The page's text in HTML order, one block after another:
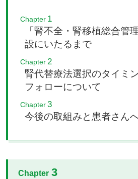
Chapter 1
「腎不全・腎移植総合管
設にいたるまで
Chapter 2
腎代替療法選択のタイミ
フォローについて
Chapter 3
今後の取組みと患者さん
Chapter 3